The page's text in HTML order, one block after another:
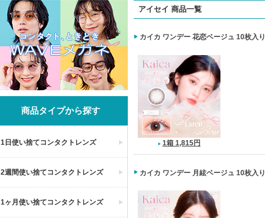
商品タイプから探す
1日使い捨てコンタクトレンズ
2週間使い捨てコンタクトレンズ
1ヶ月使い捨てコンタクトレンズ
アイセイ 商品一覧
カイカ ワンデー 花恋ベージュ 10枚入り
1箱 1,815円
カイカ ワンデー 月絃ベージュ 10枚入り